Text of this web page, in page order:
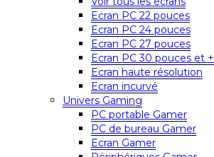
Ecran PC 22 pouces
Ecran PC 24 pouces
Ecran PC 27 pouces
Ecran PC 30 pouces et +
Ecran haute résolution
Ecran incurvé
Univers Gaming
PC portable Gamer
PC de bureau Gamer
Ecran Gamer